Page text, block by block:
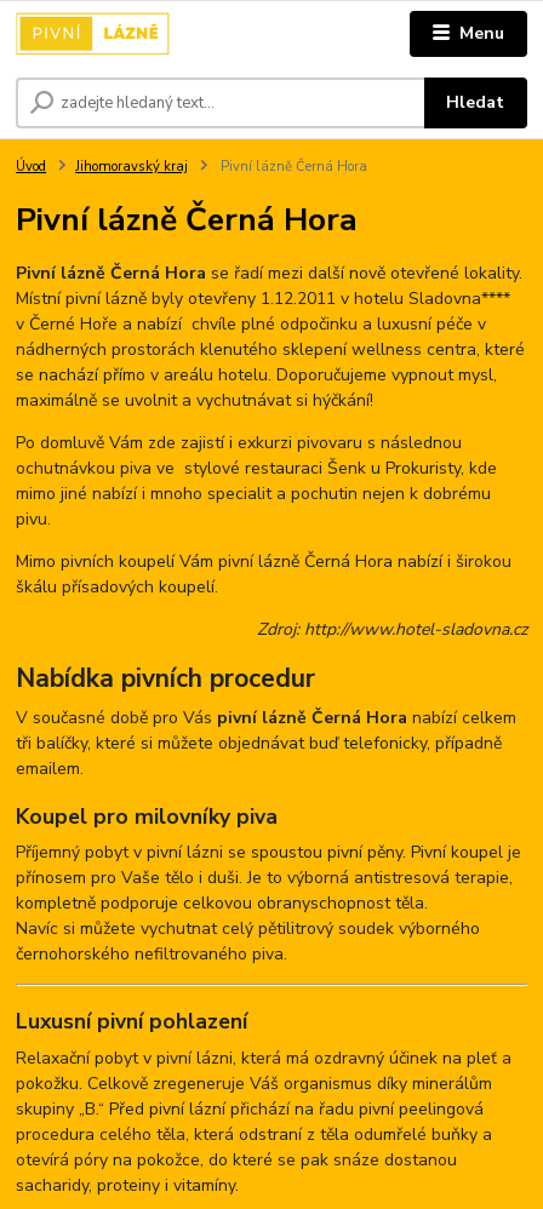
Menu
Hledat
Úvod Jihomoravský kraj Pivní lázně Černá Hora
Pivní lázně Černá Hora
Pivní lázně Černá Hora se řadí mezi další nově otevřené lokality.
Místní pivní lázně byly otevřeny 1.12.2011 v hotelu Sladovna****
v Černé Hoře a nabízí chvíle plné odpočinku a luxusní péče v
nádherných prostorách klenutého sklepení wellness centra, které
se nachází přímo v areálu hotelu. Doporučujeme vypnout mysl,
maximálně se uvolnit a vychutnávat si hýčkání!
Po domluvě Vám zde zajistí i exkurzi pivovaru s následnou
ochutnávkou piva ve stylové restauraci Šenk u Prokuristy, kde
mimo jiné nabízí i mnoho specialit a pochutin nejen k dobrému
pivu.
Mimo pivních koupelí Vám pivní lázně Černá Hora nabízí i širokou
škálu přísadových koupelí.
Zdroj: http://www.hotel-sladovna.cz
Nabídka pivních procedur
V současné době pro Vás pivní lázně Černá Hora nabízí celkem
tři balíčky, které si můžete objednávat buď telefonicky, případně
emailem.
Koupel pro milovníky piva
Příjemný pobyt v pivní lázni se spoustou pivní pěny. Pivní koupel je
přínosem pro Vaše tělo i duši. Je to výborná antistresová terapie,
kompletně podporuje celkovou obranyschopnost těla.
Navíc si můžete vychutnat celý pětilitrový soudek výborného
černohorského nefiltrovaného piva.
Luxusní pivní pohlazení
Relaxační pobyt v pivní lázni, která má ozdravný účinek na pleť a
pokožku. Celkově zregeneruje Váš organismus díky minerálům
skupiny „B.“ Před pivní lázní přichází na řadu pivní peelingová
procedura celého těla, která odstraní z těla odumřelé buňky a
otevírá póry na pokožce, do které se pak snáze dostanou
sacharidy, proteiny i vitamíny.